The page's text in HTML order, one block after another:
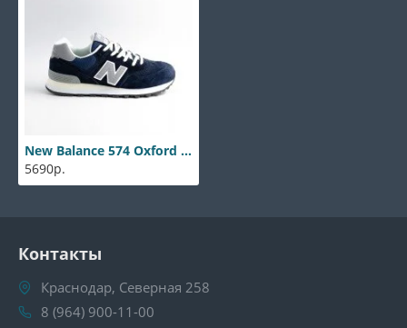
New Balance 574 Oxford Blue
5690р.
Контакты
Краснодар, Северная 258
8 (964) 900-11-00